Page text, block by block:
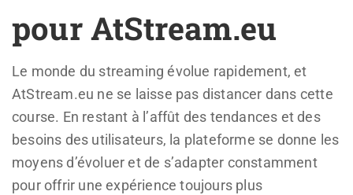
pour AtStream.eu
Le monde du streaming évolue rapidement, et
AtStream.eu ne se laisse pas distancer dans cette
course. En restant à l’affût des tendances et des
besoins des utilisateurs, la plateforme se donne les
moyens d’évoluer et de s’adapter constamment
pour offrir une expérience toujours plus